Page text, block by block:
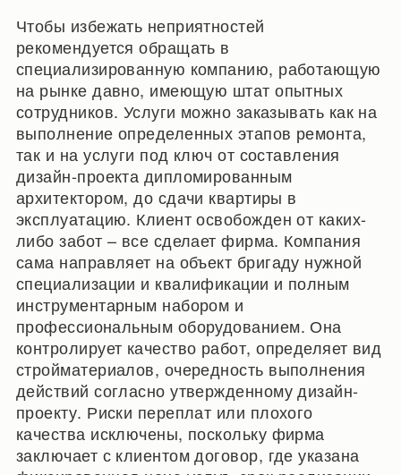
Чтобы избежать неприятностей
рекомендуется обращать в
специализированную компанию, работающую
на рынке давно, имеющую штат опытных
сотрудников. Услуги можно заказывать как на
выполнение определенных этапов ремонта,
так и на услуги под ключ от составления
дизайн-проекта дипломированным
архитектором, до сдачи квартиры в
эксплуатацию. Клиент освобожден от каких-
либо забот – все сделает фирма. Компания
сама направляет на объект бригаду нужной
специализации и квалификации и полным
инструментарным набором и
профессиональным оборудованием. Она
контролирует качество работ, определяет вид
стройматериалов, очередность выполнения
действий согласно утвержденному дизайн-
проекту. Риски переплат или плохого
качества исключены, поскольку фирма
заключает с клиентом договор, где указана